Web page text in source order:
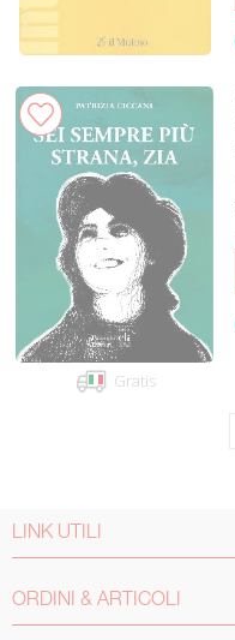
Gratis
LINK UTILI
ORDINI & ARTICOLI